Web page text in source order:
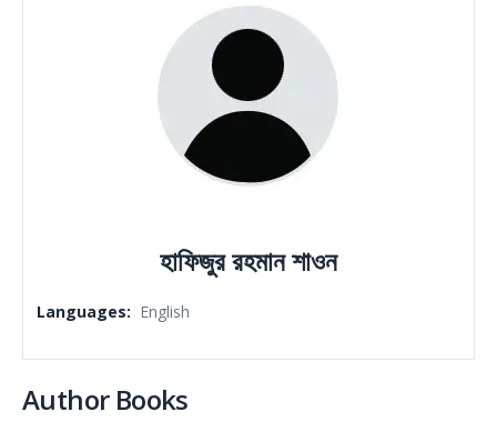
হাফিজুর রহমান শাওন
Languages: English
Author Books